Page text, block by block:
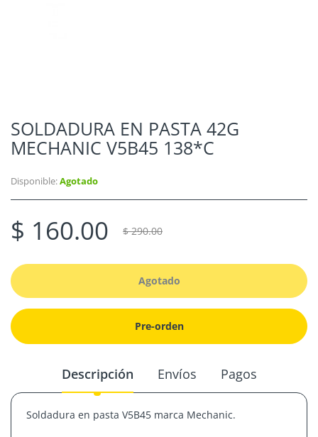
SOLDADURA EN PASTA 42G
MECHANIC V5B45 138*C
Disponible:Agotado
$ 160.00 $ 290.00
Agotado
Pre-orden
Descripción Envíos Pagos
Soldadura en pasta V5B45 marca Mechanic.